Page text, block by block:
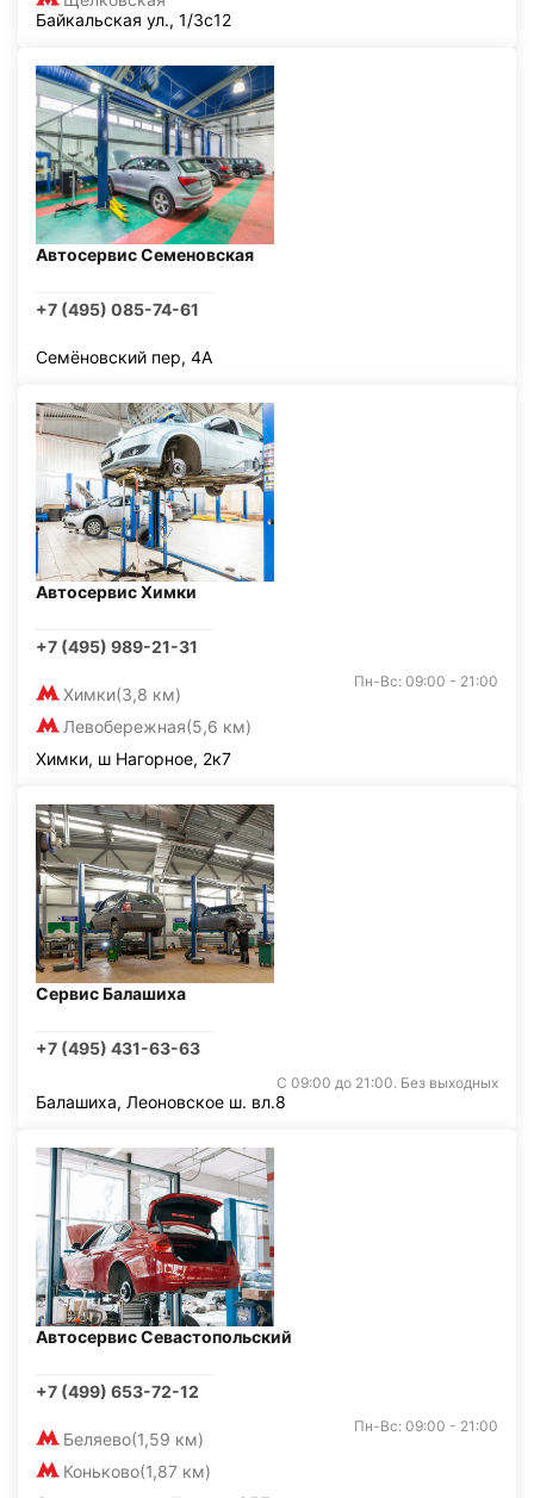
Байкальская ул., 1/3с12
Автосервис Семеновская
+7 (495) 085-74-61
Семёновский пер, 4А
Автосервис Химки
+7 (495) 989-21-31
Химки(3,8 км)
Левобережная(5,6 км)
Пн-Вс: 09:00 - 21:00
Химки, ш Нагорное, 2к7
Сервис Балашиха
+7 (495) 431-63-63
С 09:00 до 21:00. Без выходных
Балашиха, Леоновское ш. вл.8
Автосервис Севастопольский
+7 (499) 653-72-12
Беляево(1,59 км)
Коньково(1,87 км)
Пн-Вс: 09:00 - 21:00